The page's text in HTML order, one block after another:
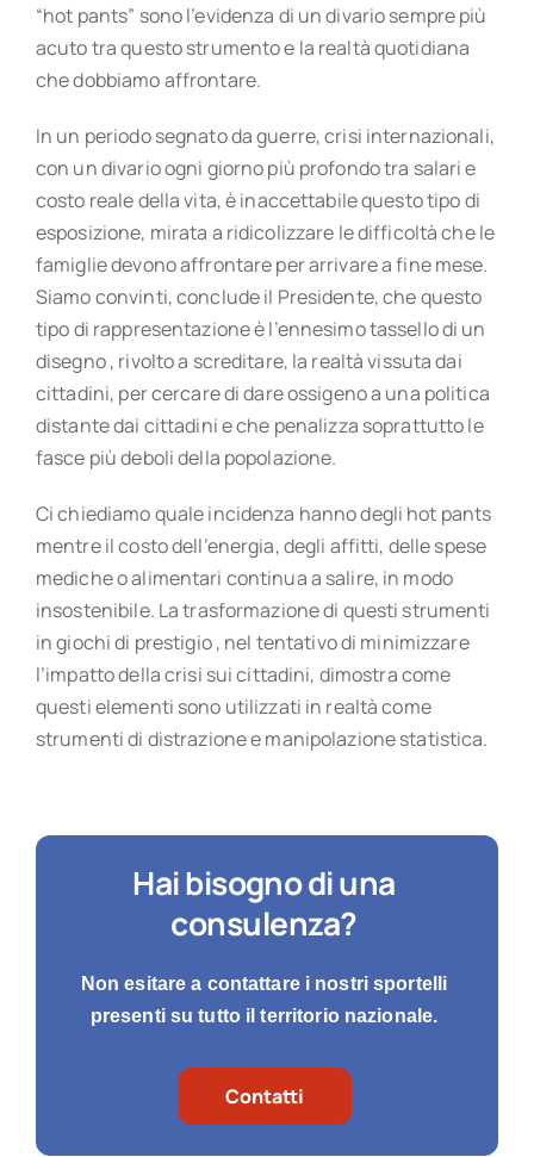
“hot pants” sono l’evidenza di un divario sempre più
acuto tra questo strumento e la realtà quotidiana
che dobbiamo affrontare.
In un periodo segnato da guerre, crisi internazionali,
con un divario ogni giorno più profondo tra salari e
costo reale della vita, è inaccettabile questo tipo di
esposizione, mirata a ridicolizzare le difficoltà che le
famiglie devono affrontare per arrivare a fine mese.
Siamo convinti, conclude il Presidente, che questo
tipo di rappresentazione è l’ennesimo tassello di un
disegno , rivolto a screditare, la realtà vissuta dai
cittadini, per cercare di dare ossigeno a una politica
distante dai cittadini e che penalizza soprattutto le
fasce più deboli della popolazione.
Ci chiediamo quale incidenza hanno degli hot pants
mentre il costo dell’energia, degli affitti, delle spese
mediche o alimentari continua a salire, in modo
insostenibile. La trasformazione di questi strumenti
in giochi di prestigio , nel tentativo di minimizzare
l’impatto della crisi sui cittadini, dimostra come
questi elementi sono utilizzati in realtà come
strumenti di distrazione e manipolazione statistica.
Hai bisogno di una
consulenza?
Non esitare a contattare i nostri sportelli
presenti su tutto il territorio nazionale.
Contatti